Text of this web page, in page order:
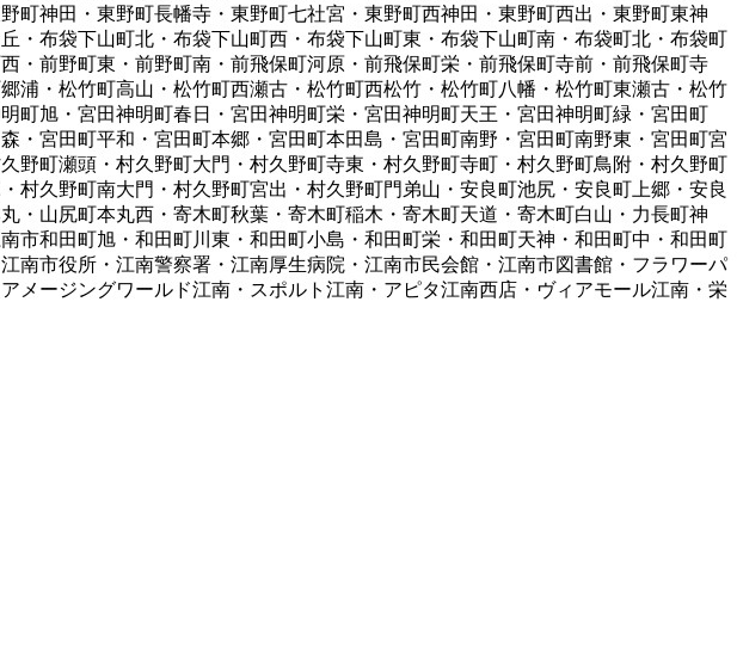
神田・東野町長幡寺・東野町七社宮・東野町西神田・東野町西出・東野町東神
・布袋下山町北・布袋下山町西・布袋下山町東・布袋下山町南・布袋町北・布袋町
・前野町東・前野町南・前飛保町河原・前飛保町栄・前飛保町寺前・前飛保町寺
・松竹町高山・松竹町西瀬古・松竹町西松竹・松竹町八幡・松竹町東瀬古・松竹
町旭・宮田神明町春日・宮田神明町栄・宮田神明町天王・宮田神明町緑・宮田町
宮田町平和・宮田町本郷・宮田町本田島・宮田町南野・宮田町南野東・宮田町宮
町瀬頭・村久野町大門・村久野町寺東・村久野町寺町・村久野町鳥附・村久野町
久野町南大門・村久野町宮出・村久野町門弟山・安良町池尻・安良町上郷・安良
山尻町本丸西・寄木町秋葉・寄木町稲木・寄木町天道・寄木町白山・力長町神
市和田町旭・和田町川東・和田町小島・和田町栄・和田町天神・和田町中・和田町
市役所・江南警察署・江南厚生病院・江南市民会館・江南市図書館・フラワーパ
メージングワールド江南・スポルト江南・アピタ江南西店・ヴィアモール江南・栄